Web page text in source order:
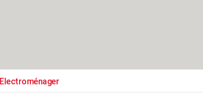
Electroménager